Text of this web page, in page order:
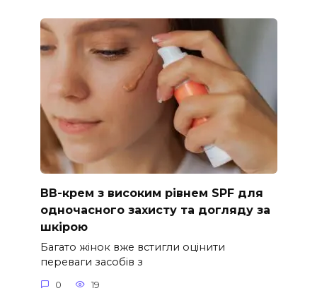
ВВ-крем з високим рівнем SPF для
одночасного захисту та догляду за
шкірою
Багато жінок вже встигли оцінити
переваги засобів з
0 19